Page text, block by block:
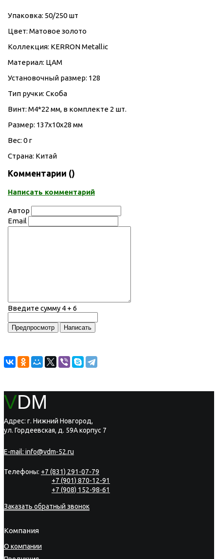
Упаковка: 50/250 шт
Цвет: Матовое золото
Коллекция: KERRON Metallic
Материал: ЦАМ
Установочный размер: 128
Тип ручки: Скоба
Винт: M4*22 мм, в комплекте 2 шт.
Размер: 137х10х28 мм
Вес: 0 г
Страна: Китай
Комментарии ()
Написать комментарий
Автор
Email
Введите сумму 4 + 6
VDM
Адрес: г. Нижний Новгород,
ул. Гордеевская, д. 59А корпус 7
E-mail: info@vdm-52.ru
Телефоны: +7 (831) 291-07-79
+7 (901) 870-12-91
+7 (908) 152-98-61
Заказать обратный звонок
Компания
О компании